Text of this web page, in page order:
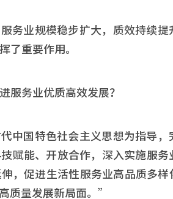
务业规模稳步扩大，质效持续
了重要作用。
服务业优质高效发展？
中国特色社会主义思想为指导
赋能、开放合作，深入实施服
，促进生活性服务业高品质多
质量发展新局面。”